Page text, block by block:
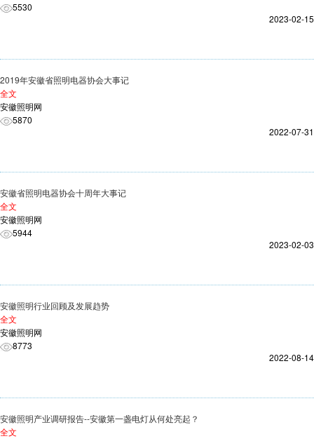
5530
2023-02-15
2019年安徽省照明电器协会大事记
全文
安徽照明网
5870
2022-07-31
安徽省照明电器协会十周年大事记
全文
安徽照明网
5944
2023-02-03
安徽照明行业回顾及发展趋势
全文
安徽照明网
8773
2022-08-14
安徽照明产业调研报告--安徽第一盏电灯从何处亮起？
全文